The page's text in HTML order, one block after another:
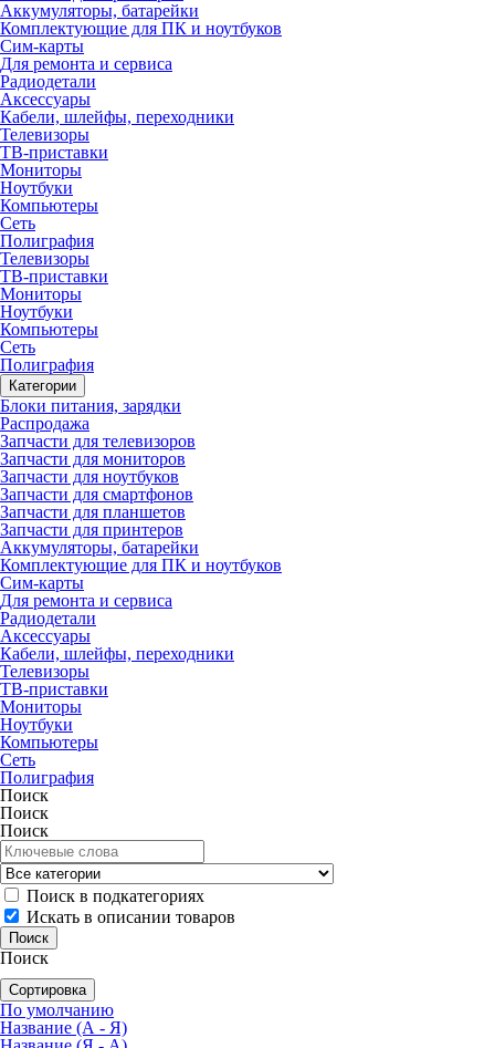
Аккумуляторы, батарейки
Комплектующие для ПК и ноутбуков
Сим-карты
Для ремонта и сервиса
Радиодетали
Аксессуары
Кабели, шлейфы, переходники
Телевизоры
ТВ-приставки
Мониторы
Ноутбуки
Компьютеры
Сеть
Полиграфия
Телевизоры
ТВ-приставки
Мониторы
Ноутбуки
Компьютеры
Сеть
Полиграфия
Категории
Блоки питания, зарядки
Распродажа
Запчасти для телевизоров
Запчасти для мониторов
Запчасти для ноутбуков
Запчасти для смартфонов
Запчасти для планшетов
Запчасти для принтеров
Аккумуляторы, батарейки
Комплектующие для ПК и ноутбуков
Сим-карты
Для ремонта и сервиса
Радиодетали
Аксессуары
Кабели, шлейфы, переходники
Телевизоры
ТВ-приставки
Мониторы
Ноутбуки
Компьютеры
Сеть
Полиграфия
Поиск
Поиск
Поиск
Поиск в подкатегориях
Искать в описании товаров
Поиск
Сортировка
По умолчанию
Название (А - Я)